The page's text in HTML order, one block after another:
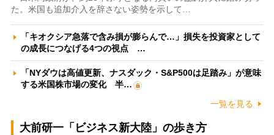
た。米国も追加介入を辞さない姿勢を示して…
「キオクシア急落で含み損が膨らんで…」損失を投資家として
の成長につなげる4つの視点 …
「NYダウは高値更新、ナスダック・S&P500は足踏み」が意味
する米国株市場の変化 半…
一覧を見る
大前研一「ビジネス新大陸」の歩き方